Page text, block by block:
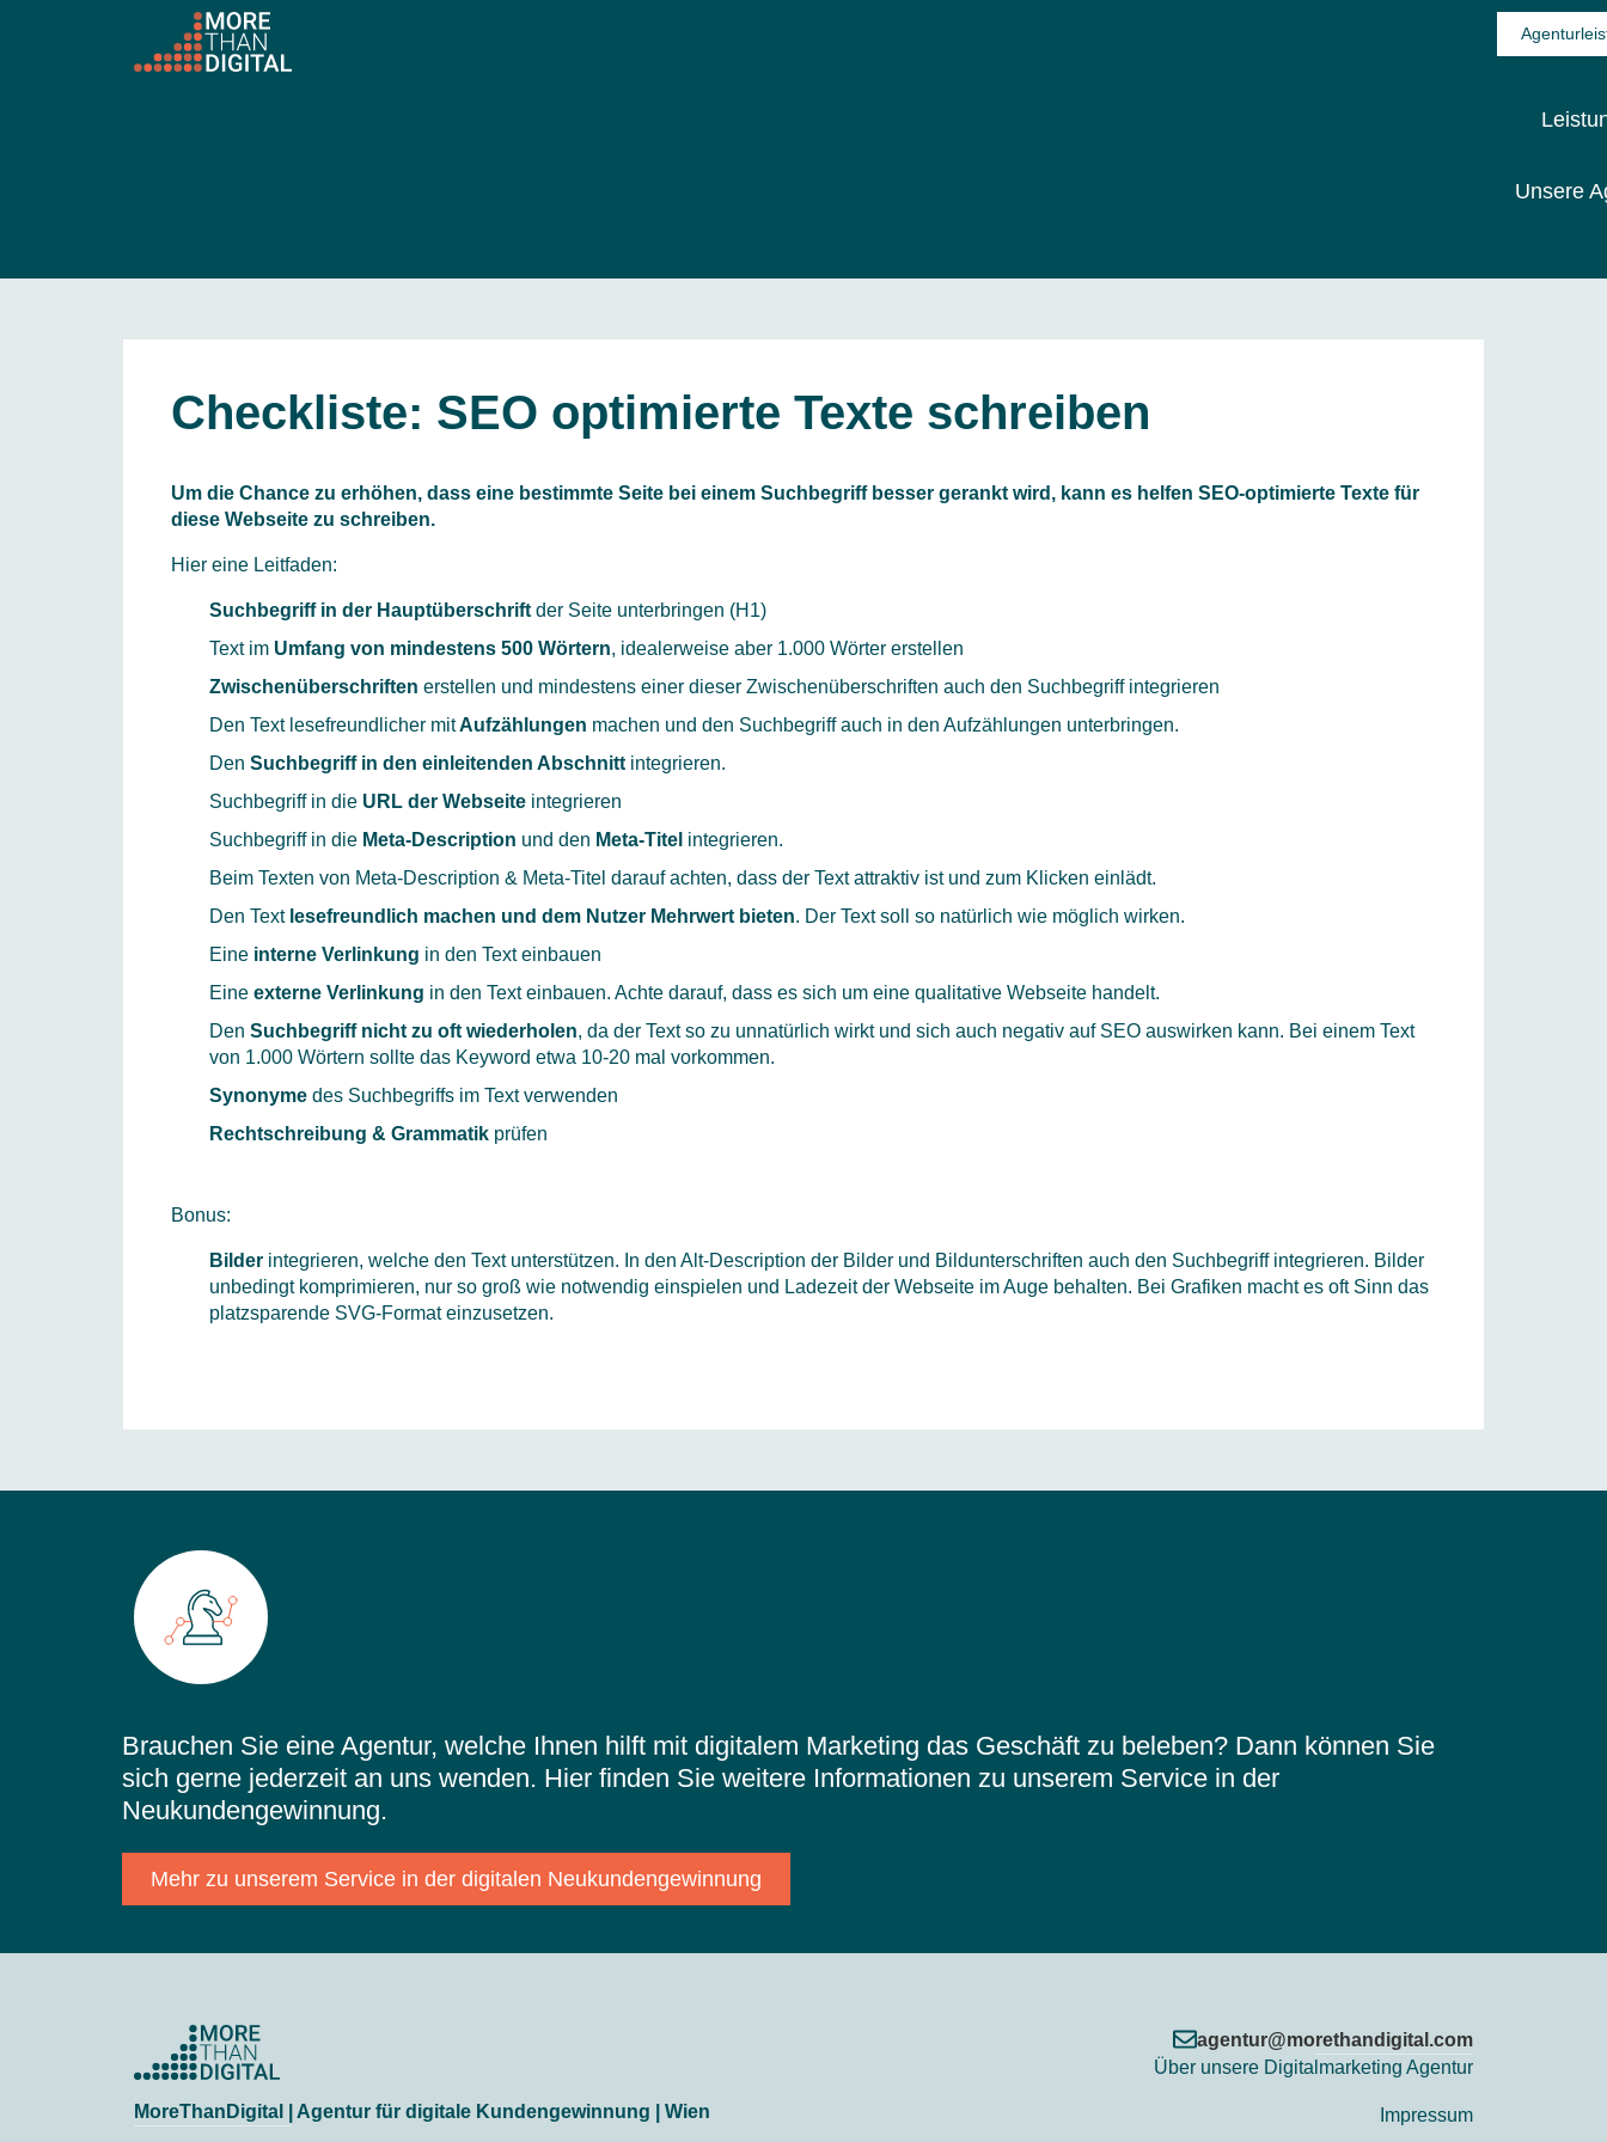
Unsere
Checkliste: SEO optimierte Texte schreiben
Um die Chance zu erhöhen, dass eine bestimmte Seite bei einem Suchbegriff besser gerankt wird, kann es helfen SEO-optimierte Texte für
diese Webseite zu schreiben.
Hier eine Leitfaden:
Suchbegriff in der Hauptüberschrift der Seite unterbringen (H1)
Text im Umfang von mindestens 500 Wörtern, idealerweise aber 1.000 Wörter erstellen
Zwischenüberschriften erstellen und mindestens einer dieser Zwischenüberschriften auch den Suchbegriff integrieren
Den Text lesefreundlicher mitAufzählungen machen und den Suchbegriff auch in den Aufzählungen unterbringen.
Den Suchbegriff in den einleitenden Abschnitt integrieren.
Suchbegriff in die URL der Webseite integrieren
Suchbegriff in die Meta-Description und den Meta-Titel integrieren.
Beim Texten von Meta-Description & Meta-Titel darauf achten, dass der Text attraktiv ist und zum Klicken einlädt.
Den Text lesefreundlich machen und dem Nutzer Mehrwert bieten. Der Text soll so natürlich wie möglich wirken.
Eine interne Verlinkung in den Text einbauen
Eine externe Verlinkung in den Text einbauen. Achte darauf, dass es sich um eine qualitative Webseite handelt.
Den Suchbegriff nicht zu oft wiederholen, da der Text so zu unnatürlich wirkt und sich auch negativ auf SEO auswirken kann. Bei einem Text
von 1.000 Wörtern sollte das Keyword etwa 10-20 mal vorkommen.
Synonyme des Suchbegriffs im Text verwenden
Rechtschreibung & Grammatik prüfen
Bonus:
Bilder integrieren, welche den Text unterstützen. In den Alt-Description der Bilder und Bildunterschriften auch den Suchbegriff integrieren. Bilder
unbedingt komprimieren, nur so groß wie notwendig einspielen und Ladezeit der Webseite im Auge behalten. Bei Grafiken macht es oft Sinn das
platzsparende SVG-Format einzusetzen.
Brauchen Sie eine Agentur, welche Ihnen hilft mit digitalem Marketing das Geschäft zu beleben? Dann können Sie
sich gerne jederzeit an uns wenden. Hier finden Sie weitere Informationen zu unserem Service in der
Neukundengewinnung.
Mehr zu unserem Service in der digitalen Neukundengewinnung
MoreThanDigital | Agentur für digitale Kundengewinnung | Wien
agentur@morethandigital.com
Über unsere Digitalmarketing Agentur
Impressum